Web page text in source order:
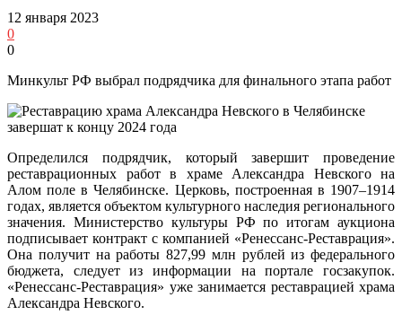
12 января 2023
0
0
Минкульт РФ выбрал подрядчика для финального этапа работ
Определился подрядчик, который завершит проведение
реставрационных работ в храме Александра Невского на
Алом поле в Челябинске. Церковь, построенная в 1907–1914
годах, является объектом культурного наследия регионального
значения. Министерство культуры РФ по итогам аукциона
подписывает контракт с компанией «Ренессанс-Реставрация».
Она получит на работы 827,99 млн рублей из федерального
бюджета, следует из информации на портале госзакупок.
«Ренессанс-Реставрация» уже занимается реставрацией храма
Александра Невского.